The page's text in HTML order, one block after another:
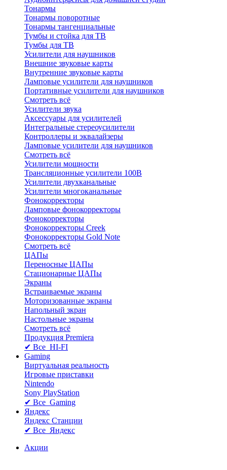
Тонармы
Тонармы поворотные
Тонармы тангенциальные
Тумбы и стойка для ТВ
Тумбы для ТВ
Усилители для наушников
Внешние звуковые карты
Внутренние звуковые карты
Ламповые усилители для наушников
Портативные усилители для наушников
Смотреть всё
Усилители звука
Аксессуары для усилителей
Интегральные стереоусилители
Контроллеры и эквалайзеры
Ламповые усилители для наушников
Смотреть всё
Усилители мощности
Трансляционные усилители 100В
Усилители двухканальные
Усилители многоканальные
Фонокорректоры
Ламповые фонокорректоры
Фонокорректоры
Фонокорректоры Creek
Фонокорректоры Gold Note
Смотреть всё
ЦАПы
Переносные ЦАПы
Стационарные ЦАПы
Экраны
Встраиваемые экраны
Моторизованные экраны
Напольный зкран
Настольные экраны
Смотреть всё
Продукция Premiera
✔ Все HI-FI
Gaming
Виртуальная реальность
Игровые приставки
Nintendo
Sony PlayStation
✔ Все Gaming
Яндекс
Яндекс Станции
✔ Все Яндекс
Акции